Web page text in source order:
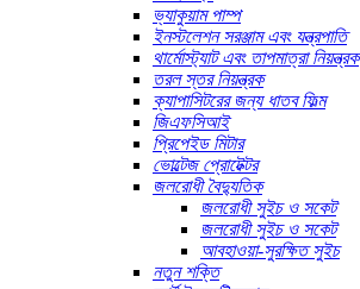
ভ্যাকুয়াম পাম্প
ইনস্টলেশন সরঞ্জাম এবং যন্ত্রপাতি
থার্মোস্ট্যাট এবং তাপমাত্রা নিয়ন্ত্রক
তরল স্তর নিয়ন্ত্রক
ক্যাপাসিটরের জন্য ধাতব ফিল্ম
জিএফসিআই
প্রিপেইড মিটার
ভোল্টেজ প্রোটেক্টর
জলরোধী বৈদ্যুতিক
জলরোধী সুইচ ও সকেট
জলরোধী সুইচ ও সকেট
আবহাওয়া-সুরক্ষিত সুইচ
নতুন শক্তি